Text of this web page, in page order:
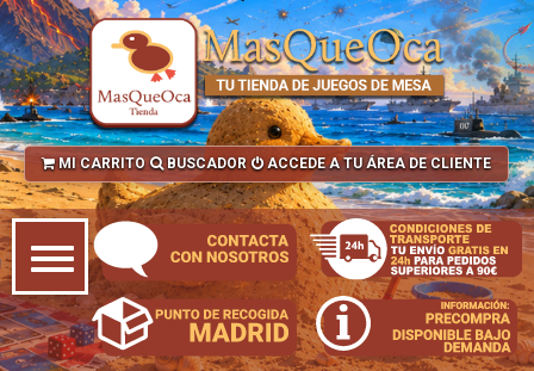
MI CARRITO BUSCADOR ACCEDE A TU ÁREA DE CLIENTE